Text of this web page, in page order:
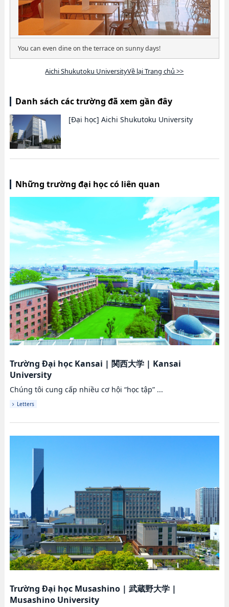
You can even dine on the terrace on sunny days!
Aichi Shukutoku UniversityVề lại Trang chủ >>
Danh sách các trường đã xem gần đây
[Đại học] Aichi Shukutoku University
Những trường đại học có liên quan
Trường Đại học Kansai | 関西大学| Kansai
University
Chúng tôi cung cấp nhiều cơ hội “học tập” ...
Letters
Trường Đại học Musashino| 武蔵野大学|
Musashino University